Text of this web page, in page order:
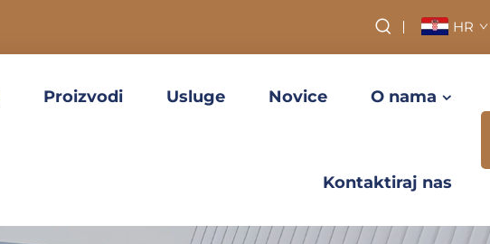
HR
Proizvodi Usluge Novice O nama
Kontaktiraj nas